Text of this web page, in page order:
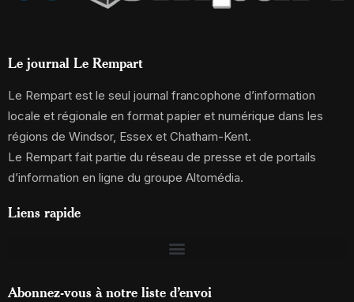
Le journal Le Rempart
Le Rempart est le seul journal francophone d’information
locale et régionale en format papier et numérique dans les
régions de Windsor, Essex et Chatham-Kent.
Le Rempart fait partie du réseau de presse et de portails
d’information en ligne du groupe Altomédia.
Liens rapide
Abonnez-vous à notre liste d’envoi